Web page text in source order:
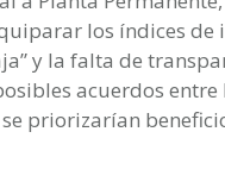
los índices de
y la falta de
acuerdos
priorizarían